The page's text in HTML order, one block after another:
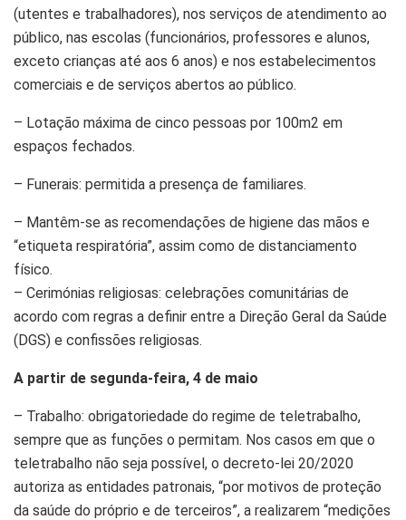
(utentes e trabalhadores), nos serviços de atendimento ao
público, nas escolas (funcionários, professores e alunos,
exceto crianças até aos 6 anos) e nos estabelecimentos
comerciais e de serviços abertos ao público.
– Lotação máxima de cinco pessoas por 100m2 em
espaços fechados.
– Funerais: permitida a presença de familiares.
– Mantêm-se as recomendações de higiene das mãos e
“etiqueta respiratória”, assim como de distanciamento
físico.
– Cerimónias religiosas: celebrações comunitárias de
acordo com regras a definir entre a Direção Geral da Saúde
(DGS) e confissões religiosas.
A partir de segunda-feira, 4 de maio
– Trabalho: obrigatoriedade do regime de teletrabalho,
sempre que as funções o permitam. Nos casos em que o
teletrabalho não seja possível, o decreto-lei 20/2020
autoriza as entidades patronais, “por motivos de proteção
da saúde do próprio e de terceiros”, a realizarem “medições